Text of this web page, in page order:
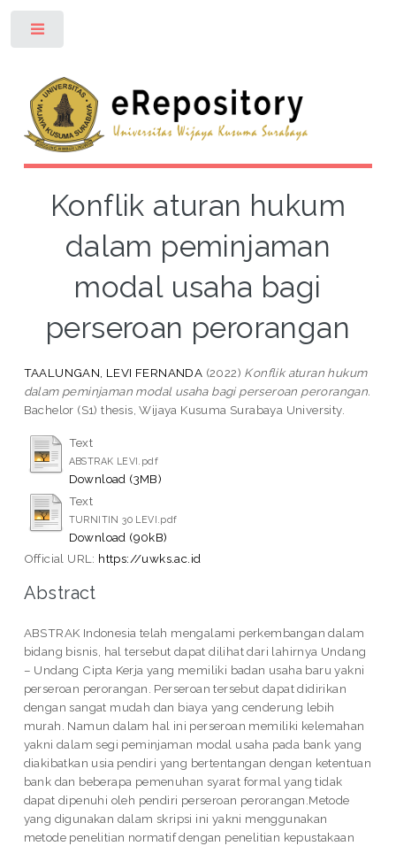
Konflik aturan hukum
dalam peminjaman
modal usaha bagi
perseroan perorangan
TAALUNGAN, LEVI FERNANDA (2022) Konflik aturan hukum
dalam peminjaman modal usaha bagi perseroan perorangan.
Bachelor (S1) thesis, Wijaya Kusuma Surabaya University.
Text
ABSTRAK LEVI.pdf
Download (3MB)
Text
TURNITIN 30 LEVI.pdf
Download (90kB)
Official URL: https://uwks.ac.id
Abstract
ABSTRAK Indonesia telah mengalami perkembangan dalam
bidang bisnis, hal tersebut dapat dilihat dari lahirnya Undang
– Undang Cipta Kerja yang memiliki badan usaha baru yakni
perseroan perorangan. Perseroan tersebut dapat didirikan
dengan sangat mudah dan biaya yang cenderung lebih
murah. Namun dalam hal ini perseroan memiliki kelemahan
yakni dalam segi peminjaman modal usaha pada bank yang
diakibatkan usia pendiri yang bertentangan dengan ketentuan
bank dan beberapa pemenuhan syarat formal yang tidak
dapat dipenuhi oleh pendiri perseroan perorangan.Metode
yang digunakan dalam skripsi ini yakni menggunakan
metode penelitian normatif dengan penelitian kepustakaan